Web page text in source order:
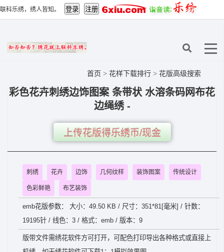
联科乐绣，绣人皆知。
首页 > 花样下载排行 > 花版高级搜索
彩色花卉刺绣边饰图案 条带状 水溶条码网布花
边绳绣 -
上传花版得乐绣币/现金
刺绣 花卉 边饰 几何纹样 装饰图案 传统设计
色彩鲜艳 布艺装饰
emb花版参数： 大小：49.50 KB / 尺寸：351*81[毫米] / 针数：
19195针 / 线色：3 / 格式：emb / 版本：9
版带文件需绣花软件方可打开，可配色打印导出各种格式或直接上